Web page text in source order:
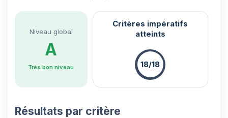
Niveau global
A
Très bon niveau
Critères impératifs
atteints
18/18
Résultats par critère